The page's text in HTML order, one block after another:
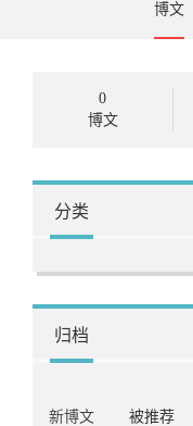
博文
0
博文
分类
归档
新博文 被推荐